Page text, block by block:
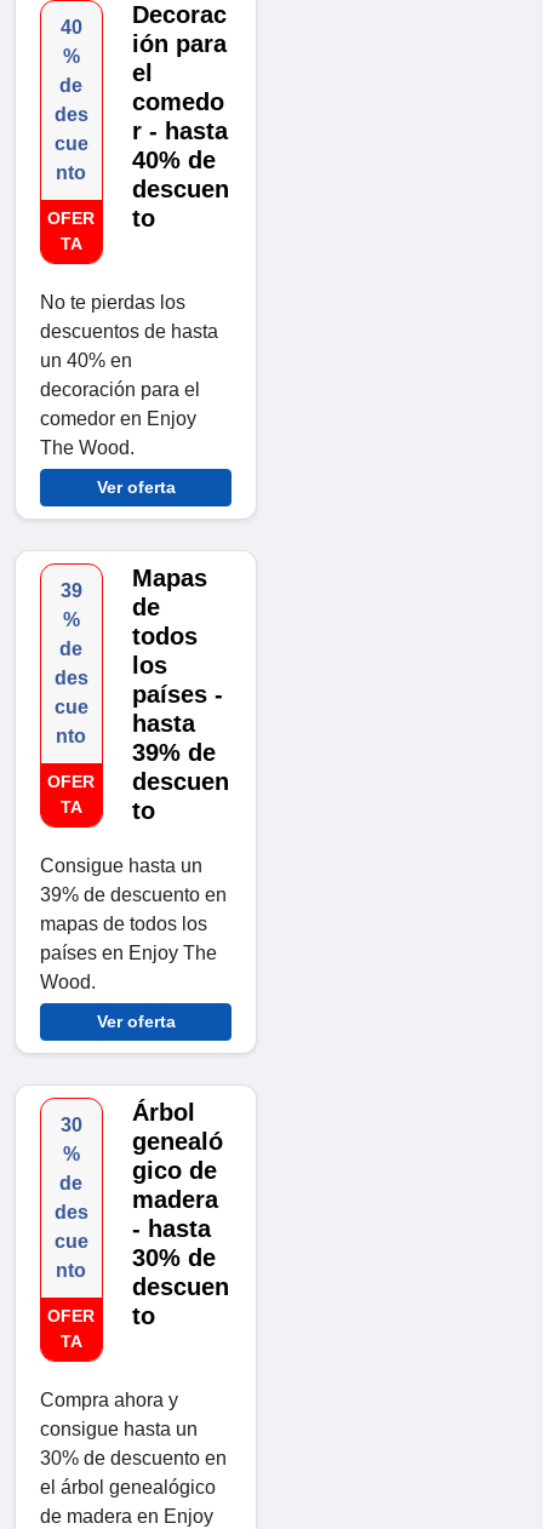
40
%
de
des
cue
nto
OFER
TA
Decorac
ión para
el
comedo
r - hasta
40% de
descuen
to
No te pierdas los
descuentos de hasta
un 40% en
decoración para el
comedor en Enjoy
The Wood.
Ver oferta
39
%
de
des
cue
nto
OFER
TA
Mapas
de
todos
los
países -
hasta
39% de
descuen
to
Consigue hasta un
39% de descuento en
mapas de todos los
países en Enjoy The
Wood.
Ver oferta
30
%
de
des
cue
nto
OFER
TA
Árbol
genealó
gico de
madera
- hasta
30% de
descuen
to
Compra ahora y
consigue hasta un
30% de descuento en
el árbol genealógico
de madera en Enjoy